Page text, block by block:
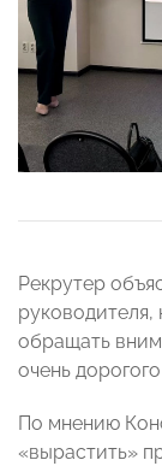
Рекрутер
руководителя,
обращать
очень
По мнению
«вырастить»